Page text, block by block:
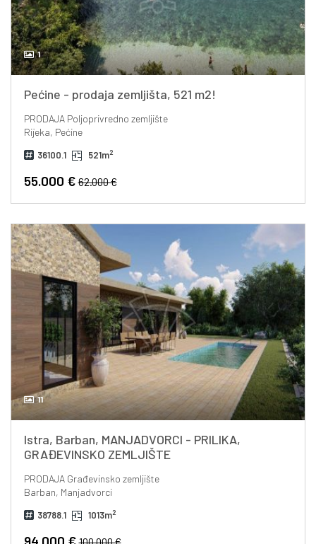
1
Pećine - prodaja zemljišta, 521 m2!
PRODAJAPoljoprivredno zemljište
Rijeka, Pećine
36100.1 521m2
55.000 €62.000 €
11
Istra, Barban, MANJADVORCI - PRILIKA,
GRAĐEVINSKO ZEMLJIŠTE
PRODAJAGrađevinsko zemljište
Barban, Manjadvorci
38788.1 1013m2